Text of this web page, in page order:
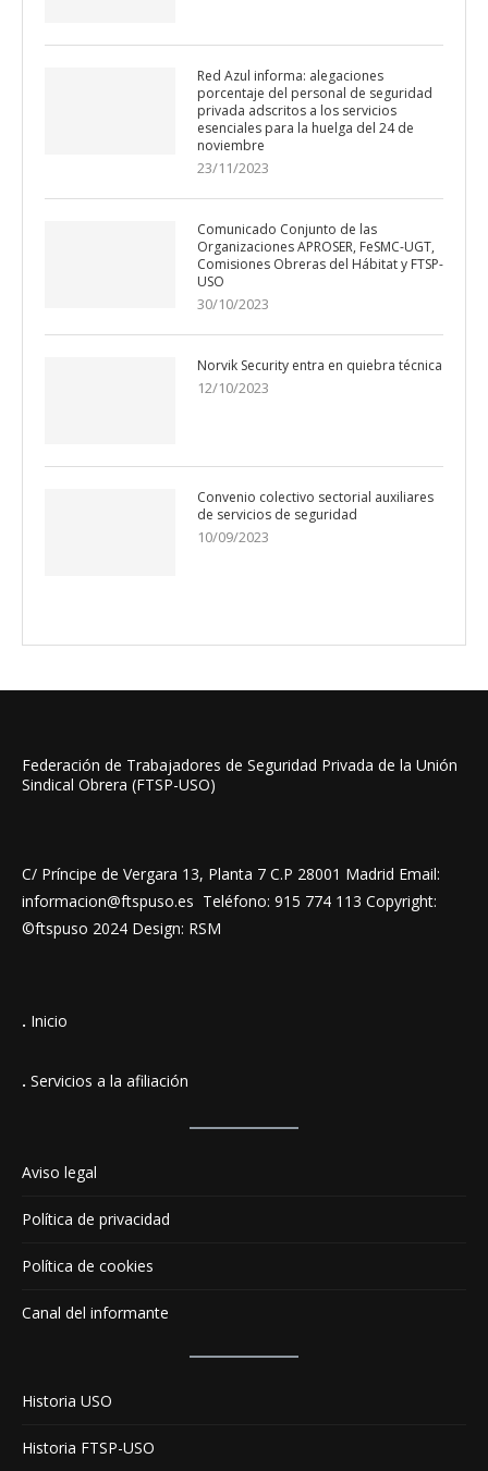
Red Azul informa: alegaciones
porcentaje del personal de seguridad
privada adscritos a los servicios
esenciales para la huelga del 24 de
noviembre
23/11/2023
Comunicado Conjunto de las
Organizaciones APROSER, FeSMC-UGT,
Comisiones Obreras del Hábitat y FTSP-
USO
30/10/2023
Norvik Security entra en quiebra técnica
12/10/2023
Convenio colectivo sectorial auxiliares
de servicios de seguridad
10/09/2023
Federación de Trabajadores de Seguridad Privada de la Unión
Sindical Obrera (FTSP-USO)
C/ Príncipe de Vergara 13, Planta 7 C.P 28001 Madrid Email:
informacion@ftspuso.es Teléfono: 915 774 113 Copyright:
©ftspuso 2024 Design: RSM
. Inicio
. Servicios a la afiliación
Aviso legal
Política de privacidad
Política de cookies
Canal del informante
Historia USO
Historia FTSP-USO